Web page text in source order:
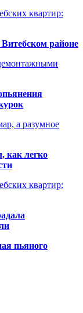
квартир:
районе
а разумное
как легко
квартир:
пьяного